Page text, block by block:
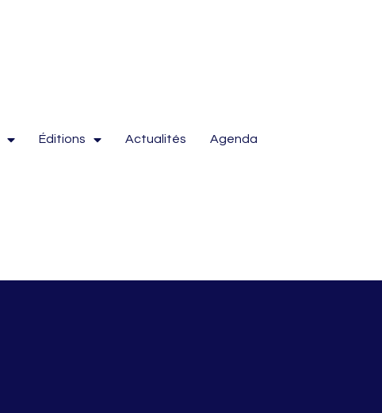
Éditions Actualités Agenda